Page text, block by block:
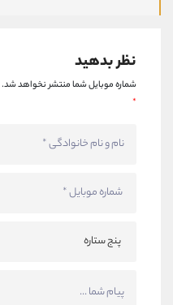
نظر بدهید
شماره موبایل شما منتشر نخواهد شد.
*